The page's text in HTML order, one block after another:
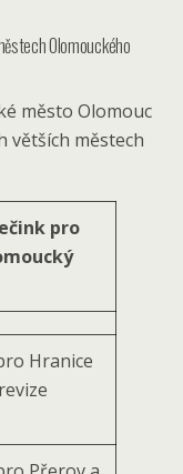
Olomouckého
město Olomouc
větších městech
pro
Hranice